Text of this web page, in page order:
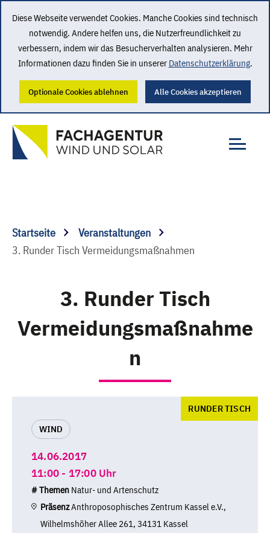
Diese Webseite verwendet Cookies. Manche Cookies sind technisch
notwendig. Andere helfen uns, die Nutzerfreundlichkeit zu
verbessern, indem wir das Besucherverhalten analysieren. Mehr
Informationen dazu finden Sie in unserer Datenschutzerklärung.
Optionale Cookies ablehnen Alle Cookies akzeptieren
Startseite
Veranstaltungen
3. Runder Tisch Vermeidungsmaßnahmen
3. Runder Tisch
Vermeidungsmaßnahme
n
RUNDER TISCH
WIND
14.06.2017
11:00 - 17:00 Uhr
# Themen Natur- und Artenschutz
PräsenzAnthroposophisches Zentrum Kassel e.V.,
Wilhelmshöher Allee 261, 34131 Kassel